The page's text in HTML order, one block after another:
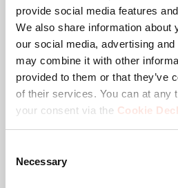
provide social media features
We also share information about
our social media, advertising
may combine it with other
provided to them or that they’ve
of their services. You can at any
your consent via the Cookie
Selection
Necessary
Ähnliche Produkte